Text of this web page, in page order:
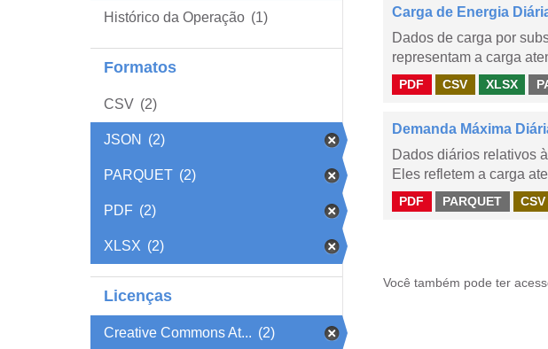
Histórico da Operação (1)
Formatos
CSV (2)
JSON (2)
PARQUET (2)
PDF (2)
XLSX (2)
Licenças
Creative Commons At... (2)
Carga de Energia
Dados de carga por
representam a carga
PDF CSV XLSX
Demanda Máxima
Dados diários relativos
Eles refletem a carga
PDF PARQUET CSV
Você também pode ter